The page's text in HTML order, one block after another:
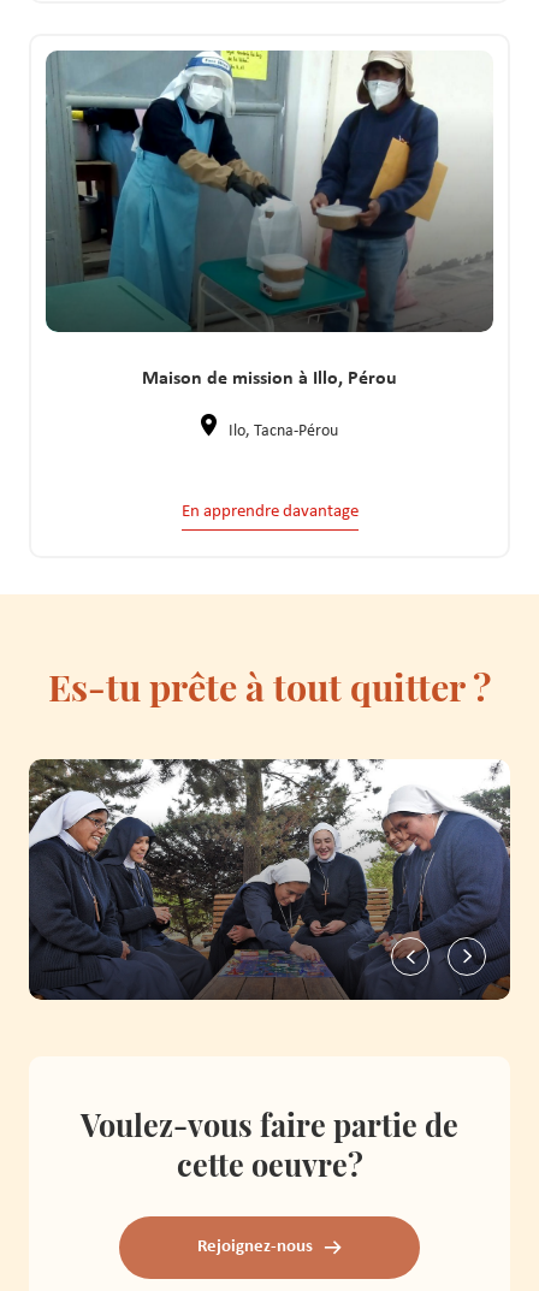
Maison de mission à Illo, Pérou
Ilo, Tacna-Pérou
En apprendre davantage
Es-tu prête à tout quitter ?
Voulez-vous faire partie de
cette oeuvre?
Rejoignez-nous